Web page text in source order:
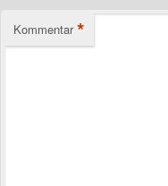
Kommentar *